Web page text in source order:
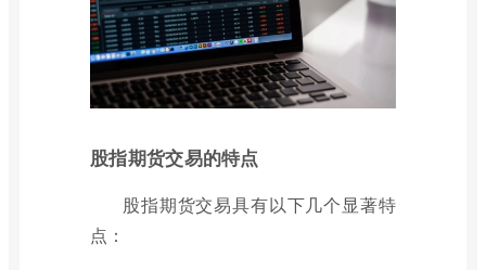
股指期货交易的特点
股指期货交易具有以下几个显著特
点：